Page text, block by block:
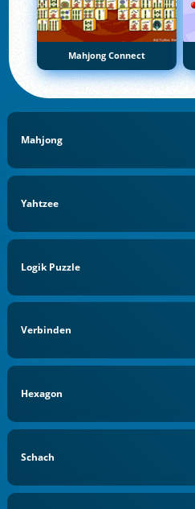
Mahjong Connect
Mahjong
Yahtzee
Logik Puzzle
Verbinden
Hexagon
Schach